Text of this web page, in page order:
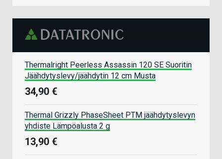
Thermalright Peerless Assassin 120 SE Suoritin
Jäähdytyslevy/jäähdytin 12 cm Musta
34,90 €
Thermal Grizzly PhaseSheet PTM jäähdytyslevyn
yhdiste Lämpöalusta 2 g
13,90 €